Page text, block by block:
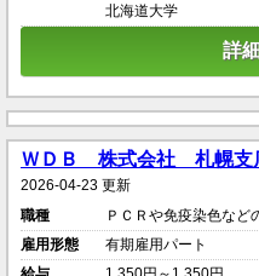
北海道大学
詳
ＷＤＢ 株式会社 札幌支
2026-04-23 更新
職種
ＰＣＲや免疫染色など
雇用形態
有期雇用パート